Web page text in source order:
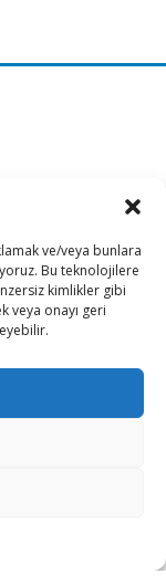
ve/veya bunlara
Bu teknolojilere
kimlikler gibi
veya onayı geri
SavunmaTR